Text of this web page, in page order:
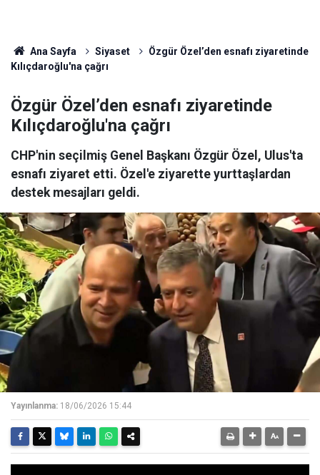
Ana Sayfa Siyaset
Özgür Özel’den esnafı ziyaretinde
Kılıçdaroğlu'na çağrı
Özgür Özel’den esnafı ziyaretinde
Kılıçdaroğlu'na çağrı
CHP'nin seçilmiş Genel Başkanı Özgür Özel, Ulus'ta
esnafı ziyaret etti. Özel'e ziyarette yurttaşlardan
destek mesajları geldi.
Yayınlanma: 18/06/2026 15:44